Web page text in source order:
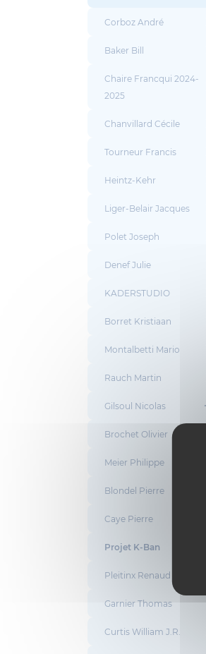
Corboz André
Baker Bill
Chaire Francqui 2024-
2025
Chanvillard Cécile
Tourneur Francis
Heintz-Kehr
Liger-Belair Jacques
Polet Joseph
Denef Julie
KADERSTUDIO
Borret Kristiaan
Montalbetti Mario
Rauch Martin
Gilsoul Nicolas
Brochet Olivier
Meier Philippe
Blondel Pierre
Caye Pierre
Projet K-Ban
Pleitinx Renaud
Garnier Thomas
Curtis William J.R.